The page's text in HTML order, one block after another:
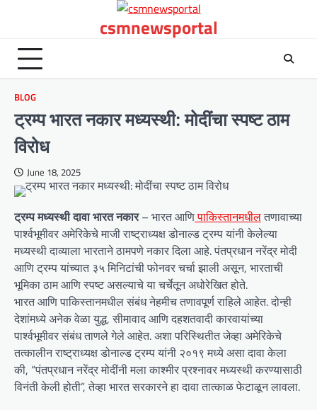
csmnewsportal
BLOG
ट्रम्प भारत नकार मध्यस्थी: मोदींचा स्पष्ट ठाम
विरोध
June 18, 2025
ट्रम्प मध्यस्थी दावा भारत नकार– भारत आणिपाकिस्तानमधीलतणावाच्या
पार्श्वभूमीवर अमेरिकेचे माजी राष्ट्राध्यक्ष डोनाल्ड ट्रम्प यांनी केलेल्या
मध्यस्थी दाव्याला भारताने ठामपणे नकार दिला आहे. पंतप्रधान नरेंद्र मोदी
आणि ट्रम्प यांच्यात ३५ मिनिटांची फोनवर चर्चा झाली असून, भारताची
भूमिका ठाम आणि स्पष्ट असल्याचे या चर्चेतून अधोरेखित होते.
भारत आणि पाकिस्तानमधील संबंध नेहमीच तणावपूर्ण राहिले आहेत. दोन्ही
देशांमध्ये अनेक वेळा युद्ध, सीमावाद आणि दहशतवादी कारवायांच्या
पार्श्वभूमीवर संबंध ताणले गेले आहेत. अशा परिस्थितीत जेव्हा अमेरिकेचे
तत्कालीन राष्ट्राध्यक्ष डोनाल्ड ट्रम्प यांनी २०१९ मध्ये असा दावा केला
की, “पंतप्रधान नरेंद्र मोदींनी मला काश्मीर प्रश्नावर मध्यस्थी करण्यासाठी
विनंती केली होती”, तेव्हा भारत सरकारने हा दावा तात्काळ फेटाळून लावला.